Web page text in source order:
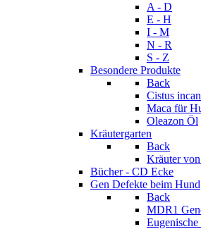
A - D
E - H
I - M
N - R
S - Z
Besondere Produkte
Back
Cistus
Maca für
Oleazon Öl
Kräutergarten
Back
Kräuter
Bücher - CD Ecke
Gen Defekte beim Hund
Back
MDR1